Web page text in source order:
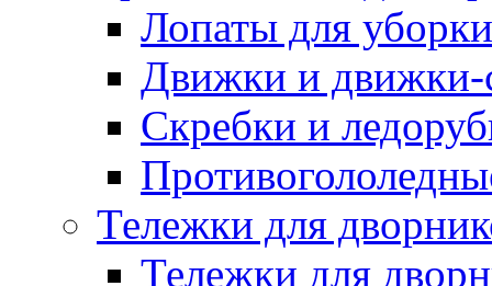
Лопаты для
Движки и движки-
Скребки и
Тележки для
Тележки для